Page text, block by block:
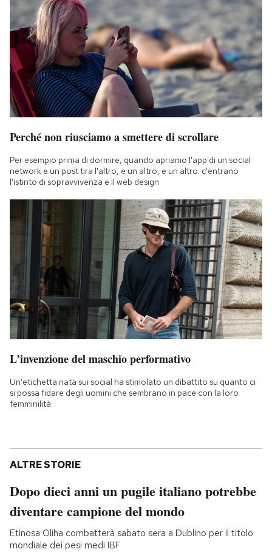
Perché non riusciamo a smettere di scrollare
Per esempio prima di dormire, quando apriamo l'app di un social
network e un post tira l'altro, e un altro, e un altro: c'entrano
l'istinto di sopravvivenza e il web design
L’invenzione del maschio performativo
Un'etichetta nata sui social ha stimolato un dibattito su quanto ci
si possa fidare degli uomini che sembrano in pace con la loro
femminilità
ALTRE STORIE
Dopo dieci anni un pugile italiano potrebbe
diventare campione del mondo
Etinosa Oliha combatterà sabato sera a Dublino per il titolo
mondiale dei pesi medi IBF